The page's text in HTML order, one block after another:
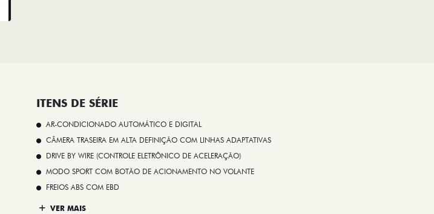
ITENS DE SÉRIE
AR-CONDICIONADO AUTOMÁTICO E DIGITAL
CÂMERA TRASEIRA EM ALTA DEFINIÇÃO COM LINHAS ADAPTATIVAS
DRIVE BY WIRE (CONTROLE ELETRÔNICO DE ACELERAÇÃO)
MODO SPORT COM BOTÃO DE ACIONAMENTO NO VOLANTE
FREIOS ABS COM EBD
VER MAIS